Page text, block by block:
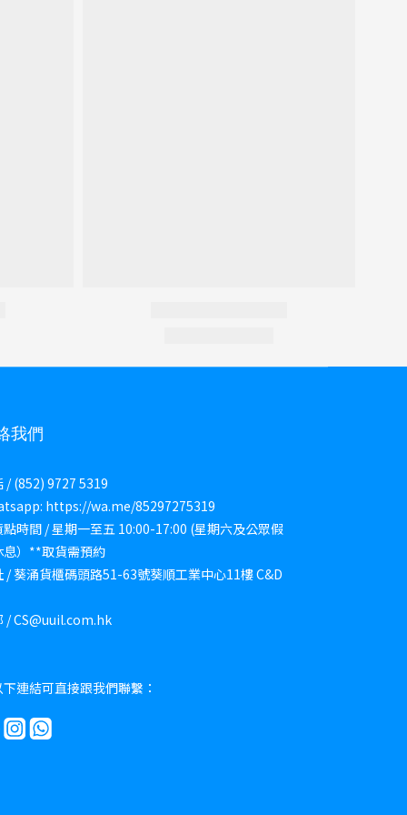
我們
/ (852) 9727 5319
https://wa.me/85297275319
點時間 / 星期一至五 10:00-17:00 (星期六及公眾假
息）**取貨需預約
/ 葵涌貨櫃碼頭路51-63號葵順工業中心11樓 C&D
/ CS@uuil.com.hk
連結可直接跟我們聯繫：